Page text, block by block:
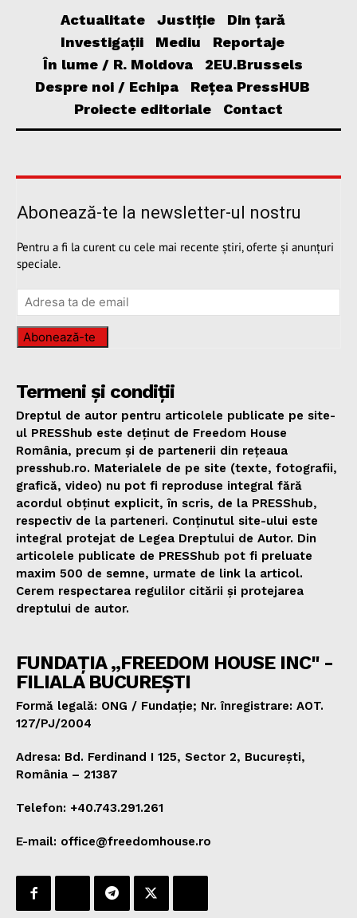
Actualitate Justiție
Din țară
Investigații
Mediu
Reportaje
În lume / R. Moldova
2EU.Brussels
Despre noi / Echipa
Rețea PressHUB
Proiecte editoriale
Contact
Abonează-te la newsletter-ul nostru
Pentru a fi la curent cu cele mai recente știri, oferte și anunțuri
speciale.
Abonează-te
Termeni și condiții
Dreptul de autor pentru articolele publicate pe site-
ul PRESShub este deținut de Freedom House
România, precum și de partenerii din rețeaua
presshub.ro. Materialele de pe site (texte, fotografii,
grafică, video) nu pot fi reproduse integral fără
acordul obținut explicit, în scris, de la PRESShub,
respectiv de la parteneri. Conținutul site-ului este
integral protejat de Legea Dreptului de Autor. Din
articolele publicate de PRESShub pot fi preluate
maxim 500 de semne, urmate de link la articol.
Cerem respectarea regulilor citării și protejarea
dreptului de autor.
FUNDAȚIA „FREEDOM HOUSE INC" -
FILIALA BUCUREȘTI
Formă legală: ONG / Fundație; Nr. înregistrare: AOT.
127/PJ/2004
Adresa: Bd. Ferdinand I 125, Sector 2, București,
România – 21387
Telefon: +40.743.291.261
E-mail: office@freedomhouse.ro